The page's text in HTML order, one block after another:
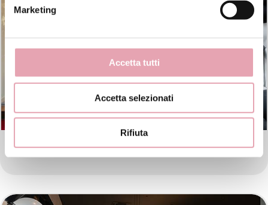
Marketing
Accetta tutti
Accetta selezionati
Rifiuta
BE ESTETICA AVANZATA VICENZA